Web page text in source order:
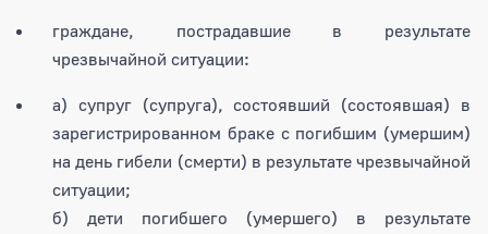
граждане, пострадавшие в результате
чрезвычайной ситуации:
а) супруг (супруга), состоявший (состоявшая) в
зарегистрированном браке с погибшим (умершим)
на день гибели (смерти) в результате чрезвычайной
ситуации;
б) дети погибшего (умершего) в результате